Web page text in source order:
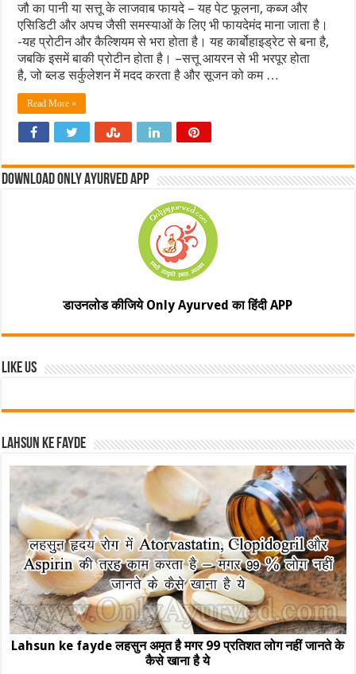
जौ का पानी या सत्तू के लाजवाब फायदे – यह पेट फूलना, कब्ज और
एसिडिटी और अपच जैसी समस्याओं के लिए भी फायदेमंद माना जाता है।
-यह प्रोटीन और कैल्शियम से भरा होता है। यह कार्बोहाइड्रेट से बना है,
जबकि इसमें बाकी प्रोटीन होता है। –सत्तू आयरन से भी भरपूर होता
है, जो ब्लड सर्कुलेशन में मदद करता है और सूजन को कम …
Read More »
Download Only Ayurved App
डाउनलोड कीजिये Only Ayurved का हिंदी APP
Like Us
Lahsun ke fayde
Lahsun ke fayde लहसुन अमृत है मगर 99 प्रतिशत लोग नहीं जानते के
कैसे खाना है ये